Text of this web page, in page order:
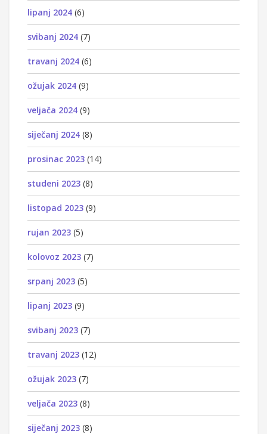
lipanj 2024 (6)
svibanj 2024 (7)
travanj 2024 (6)
ožujak 2024 (9)
veljača 2024 (9)
siječanj 2024 (8)
prosinac 2023 (14)
studeni 2023 (8)
listopad 2023 (9)
rujan 2023 (5)
kolovoz 2023 (7)
srpanj 2023 (5)
lipanj 2023 (9)
svibanj 2023 (7)
travanj 2023 (12)
ožujak 2023 (7)
veljača 2023 (8)
siječanj 2023 (8)